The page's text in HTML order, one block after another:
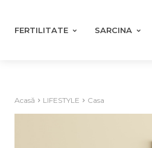
FERTILITATE SARCINA
Acasă LIFESTYLE Casa